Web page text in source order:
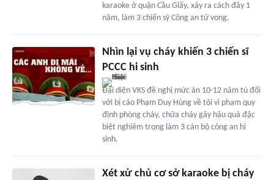
karaoke ở quận Cầu Giấy, xảy ra cách đây 1
năm, làm 3 chiến sỹ Công an tử vong.
Nhìn lại vụ cháy khiến 3 chiến sĩ
PCCC hi sinh
Đại diện VKS đề nghị mức án 10-12 năm tù đối
với bị cáo Phạm Duy Hùng về tội vi phạm quy
định phòng cháy, chữa cháy gây hậu quả đặc
biệt nghiêm trọng làm 3 cán bộ công an hi
sinh.
Xét xử chủ cơ sở karaoke bị cháy